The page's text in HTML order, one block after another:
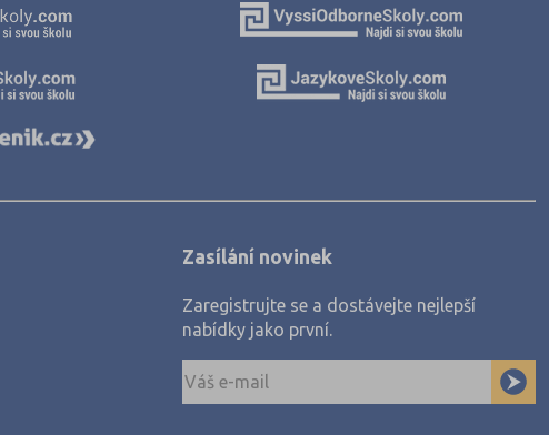
Zasílání novinek
Zaregistrujte se a dostávejte nejlepší
nabídky jako první.